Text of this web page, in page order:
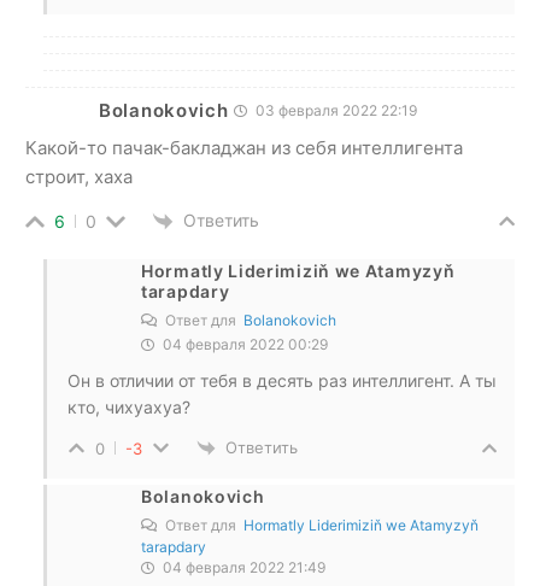
Bolanokovich 03 февраля 2022 22:19
Какой-то пачак-бакладжан из себя интеллигента
строит, хаха
6 0 Ответить
Hormatly Liderimiziň we Atamyzyň
tarapdary
Ответ для Bolanokovich
04 февраля 2022 00:29
Он в отличии от тебя в десять раз интеллигент. А ты
кто, чихуахуа?
0 -3 Ответить
Bolanokovich
Ответ для Hormatly Liderimiziň we Atamyzyň
tarapdary
04 февраля 2022 21:49